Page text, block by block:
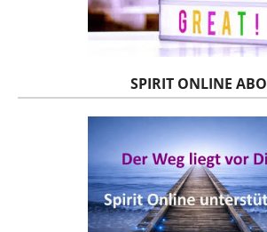
SPIRIT ONLINE ABO